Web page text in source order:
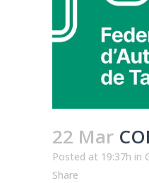
22 Mar
Posted at 19:37h in
Share